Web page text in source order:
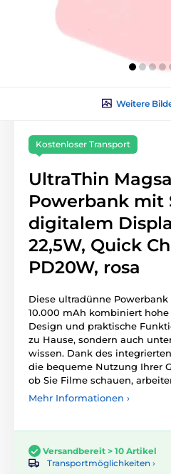
Weitere
Kostenloser Transport
UltraThin
Powerbank mit
digitalem
22,5W, Quick
PD20W, rosa
Diese ultradünne
10.000 mAh kombiniert
Design und praktische
zu Hause, sondern auch
wissen. Dank des
die bequeme Nutzung Ihrer
ob Sie Filme schauen,
Mehr Informationen ›
Versandbereit > 10 Artikel
Transportmöglichkeiten ›